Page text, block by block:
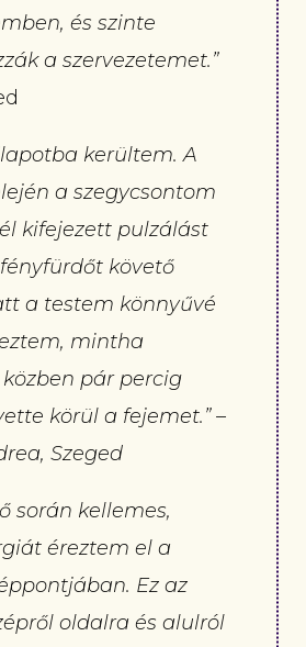
és szinte
a szervezetemet.”
kerültem. A
a szegycsontom
kifejezett pulzálást
követő
a testem könnyűvé
mintha
közben pár percig
körül a fejemet.” –
Szeged
során kellemes,
éreztem el a
Ez az
oldalra és alulról